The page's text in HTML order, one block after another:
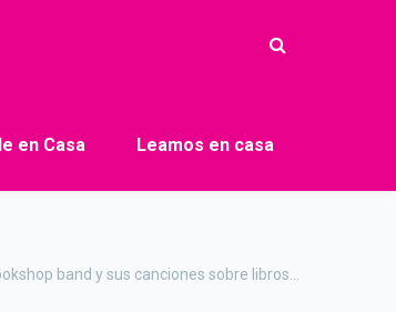
en Casa Leamos en casa
band y sus canciones sobre libros…